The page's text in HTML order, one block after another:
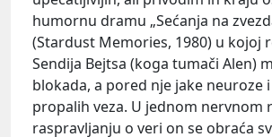
humornu dramu „Sećanja na
(Stardust Memories, 1980) u kojoj
Sendija Bejtsa (koga tumači Alen)
blokada, a pored nje jake neuroze
propalih veza. U jednom nervnom
raspravljanju o veri on se obraća